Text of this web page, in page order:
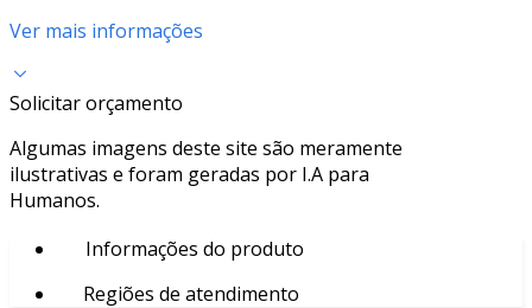
Ver mais informações
Solicitar orçamento
Algumas imagens deste site são meramente
ilustrativas e foram geradas por I.A para
Humanos.
Informações do produto
Regiões de atendimento